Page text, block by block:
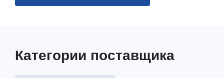
Категории поставщика